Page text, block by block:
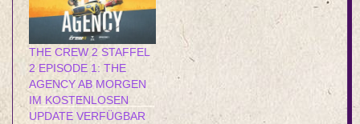
THE CREW 2 STAFFEL
2 EPISODE 1: THE
AGENCY AB MORGEN
IM KOSTENLOSEN
UPDATE VERFÜGBAR